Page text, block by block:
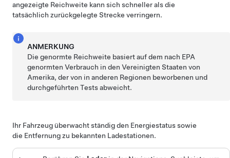
angezeigte Reichweite kann sich schneller als die
tatsächlich zurückgelegte Strecke verringern.
ANMERKUNG
Die genormte Reichweite basiert auf dem nach EPA
genormten Verbrauch in den Vereinigten Staaten von
Amerika, der von in anderen Regionen beworbenen und
durchgeführten Tests abweicht.
Ihr Fahrzeug überwacht ständig den Energiestatus sowie
die Entfernung zu bekannten Ladestationen.